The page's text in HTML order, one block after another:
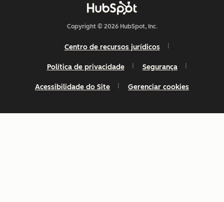
Copyright © 2026 HubSpot, Inc.
Centro de recursos jurídicos
Política de privacidade Segurança
Acessibilidade do Site Gerenciar cookies